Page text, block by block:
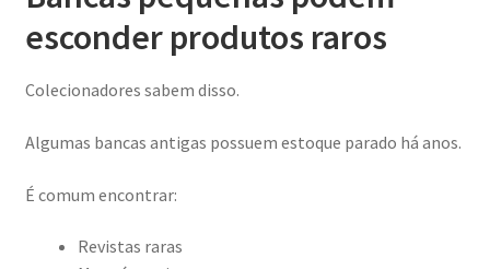
esconder produtos raros
Colecionadores sabem disso.
Algumas bancas antigas possuem estoque parado há anos.
É comum encontrar:
Revistas raras